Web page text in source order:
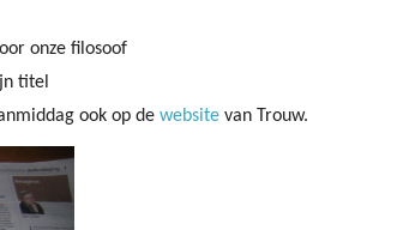
onze filosoof
titel
ook op de website van Trouw.